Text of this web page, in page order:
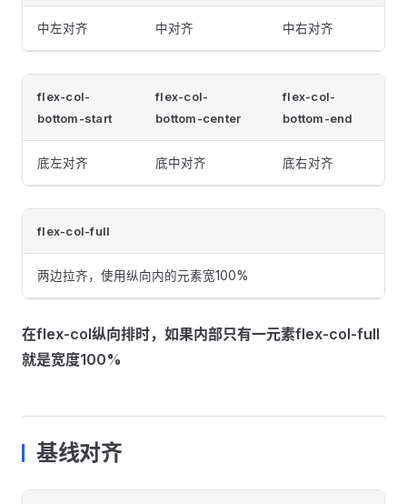
中左对齐 中对齐 中右对齐
flex-col-
bottom-start
flex-col-
bottom-center
flex-col-
bottom-end
底左对齐 底中对齐 底右对齐
flex-col-full
两边拉齐，使用纵向内的元素宽100%
在flex-col纵向排时，如果内部只有一元素flex-col-full
就是宽度100%
基线对齐